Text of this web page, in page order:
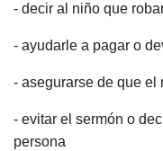
- decir al niño que
- ayudarle a pagar o
- asegurarse de que el
- evitar el sermón o
persona